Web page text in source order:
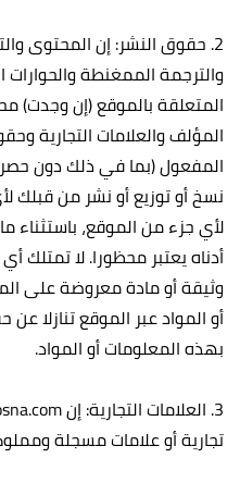
2. حقوق النشر: إن المحتوى
والترجمة الممغنطة
المتعلقة بالموقع (إن
المؤلف والعلامات التجارية
المفعول (بما في ذلك دون حصر
نسخ أو توزيع أو نشر من قبلك
لأي جزء من الموقع، باستثناء
أدناه يعتبر محظورا. لا
وثيقة أو مادة معروضة على
أو المواد عبر الموقع تنازلا
بهذه المعلومات أو المواد.
تجارية أو علامات مسجلة